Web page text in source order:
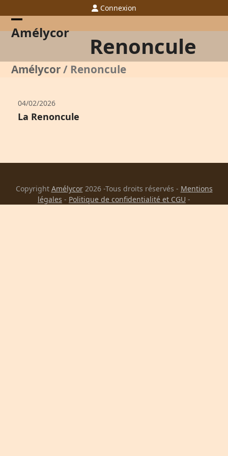
to
content
Connexion
Amélycor
Open
menu
Close
menu
Renoncule
Amélycor/ Renoncule
04/02/2026
La Renoncule
Copyright Amélycor2026 -Tous droits réservés - Mentions
légales - Politique de confidentialité et CGU -